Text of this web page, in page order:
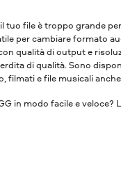
tuo file è troppo grande
per cambiare formato
qualità di output e
di qualità. Sono
filmati e file musicali
in modo facile e veloce?